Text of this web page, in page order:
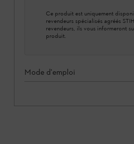
Ce produit est uniquement
revendeurs spécialisés agréés
revendeurs, ils vous informeront
produit.
Mode d'emploi